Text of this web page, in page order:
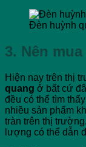
Đèn huỳnh
3. Nên
Hiện nay trên thị
quang ở bất cứ
đều có thể tìm
nhiều sản phẩm
tràn trên thị
lượng có thể dẫn